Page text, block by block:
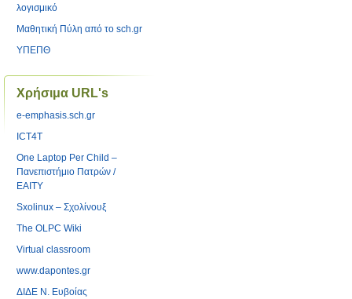
λογισμικό
Μαθητική Πύλη από το sch.gr
ΥΠΕΠΘ
Χρήσιμα URL's
e-emphasis.sch.gr
ICT4T
One Laptop Per Child –
Πανεπιστήμιο Πατρών /
ΕΑΙΤΥ
Sxolinux – Σχολίνουξ
The OLPC Wiki
Virtual classroom
www.dapontes.gr
ΔΙΔΕ Ν. Ευβοίας